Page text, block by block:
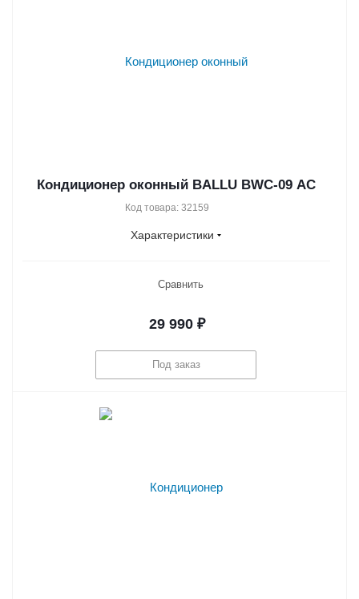
Кондиционер оконный BALLU BWC-09 AC
Код товара: 32159
Характеристики
Сравнить
29 990₽
Под заказ